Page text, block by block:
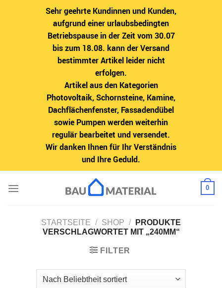
Sehr geehrte Kundinnen und Kunden,
aufgrund einer urlaubsbedingten
Betriebspause in der Zeit vom 30.07
bis zum 18.08. kann der Versand
bestimmter Artikel leider nicht
erfolgen.
Artikel aus den Kategorien
Photovoltaik, Schornsteine, Kamine,
Dachflächenfenster, Fassadendübel
sowie Pumpen werden weiterhin
regulär bearbeitet und versendet.
Wir danken Ihnen für Ihr Verständnis
und Ihre Geduld.
Inhalt
0
STARTSEITE / SHOP /
PRODUKTE
VERSCHLAGWORTET MIT „240MM“
FILTER